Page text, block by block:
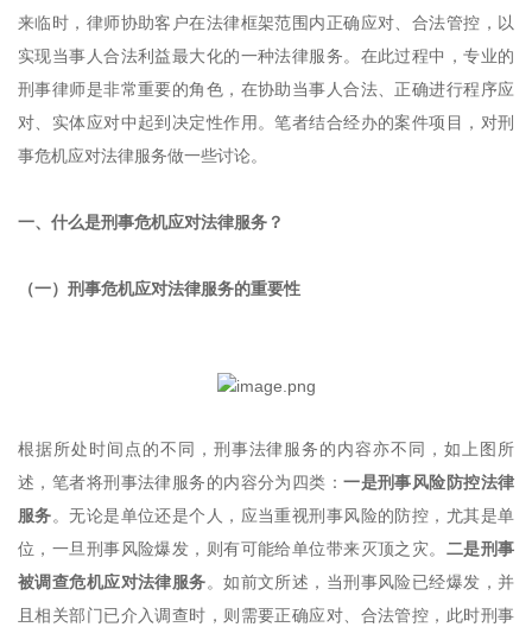
来临时，律师协助客户在法律框架范围内正确应对、合法管控，以
实现当事人合法利益最大化的一种法律服务。在此过程中，专业的
刑事律师是非常重要的角色，在协助当事人合法、正确进行程序应
对、实体应对中起到决定性作用。笔者结合经办的案件项目，对刑
事危机应对法律服务做一些讨论。
一、什么是刑事危机应对法律服务？
（一）刑事危机应对法律服务的重要性
根据所处时间点的不同，刑事法律服务的内容亦不同，如上图所
述，笔者将刑事法律服务的内容分为四类：一是刑事风险防控法律
服务。无论是单位还是个人，应当重视刑事风险的防控，尤其是单
位，一旦刑事风险爆发，则有可能给单位带来灭顶之灾。 二是刑事
被调查危机应对法律服务。如前文所述，当刑事风险已经爆发，并
且相关部门已介入调查时，则需要正确应对、合法管控，此时刑事